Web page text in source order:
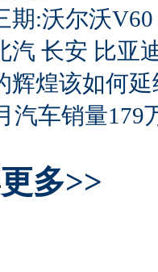
期:沃尔沃
汽 长安 比亚
辉煌该如何延
汽车销量179
更多>>